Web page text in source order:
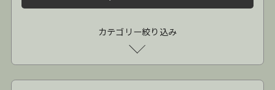
カテゴリー絞り込み